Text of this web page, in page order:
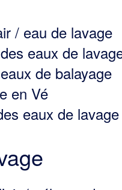
/ eau de lavage
eaux de
de balayage
en Vé
eaux de lavage